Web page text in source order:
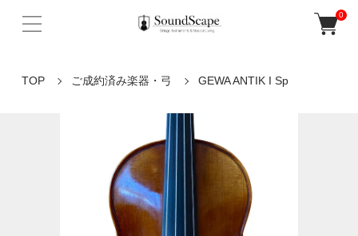
0
TOP ご成約済み楽器・弓 GEWA ANTIK I Sp